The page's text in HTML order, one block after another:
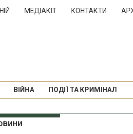
МЕДІАКІТ КОНТАКТИ
ВІЙНА ПОДІЇ ТА КРИМІНАЛ